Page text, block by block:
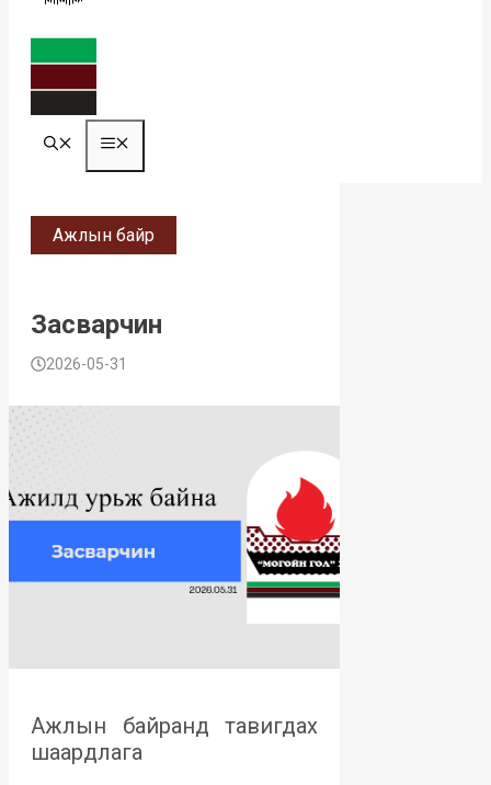
Ажлын байр
Засварчин
2026-05-31
Ажлын байранд тавигдах
шаардлага